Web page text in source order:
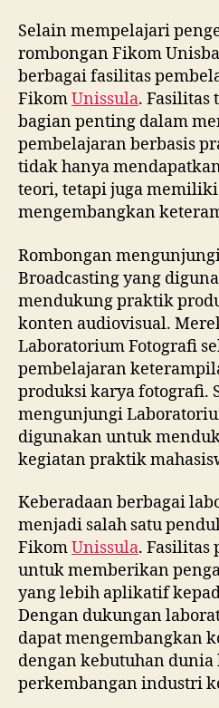
Selain mempelajari
rombongan Fikom
berbagai fasilitas
FikomUnissula. Fasilitas
bagian penting dalam
pembelajaran berbasis
tidak hanya
teori, tetapi juga
mengembangkan
Rombongan
Broadcasting yang
mendukung praktik
konten audiovisual.
Laboratorium Fotografi
pembelajaran
produksi karya fotografi.
mengunjungi
digunakan untuk
kegiatan praktik
Keberadaan berbagai
menjadi salah satu
FikomUnissula.
untuk memberikan
yang lebih aplikatif
Dengan dukungan
dapat mengembangkan
dengan kebutuhan dunia
perkembangan industri